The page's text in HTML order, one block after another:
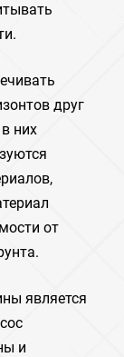
друг
них
от
является
и